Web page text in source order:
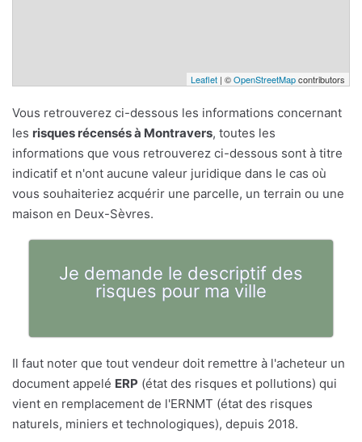
Leaflet | ©OpenStreetMapcontributors
Vous retrouverez ci-dessous les informations concernant
les risques récensés à Montravers, toutes les
informations que vous retrouverez ci-dessous sont à titre
indicatif et n'ont aucune valeur juridique dans le cas où
vous souhaiteriez acquérir une parcelle, un terrain ou une
maison en Deux-Sèvres.
Je demande le descriptif des
risques pour ma ville
Il faut noter que tout vendeur doit remettre à l'acheteur un
document appelé ERP (état des risques et pollutions) qui
vient en remplacement de l'ERNMT (état des risques
naturels, miniers et technologiques), depuis 2018.